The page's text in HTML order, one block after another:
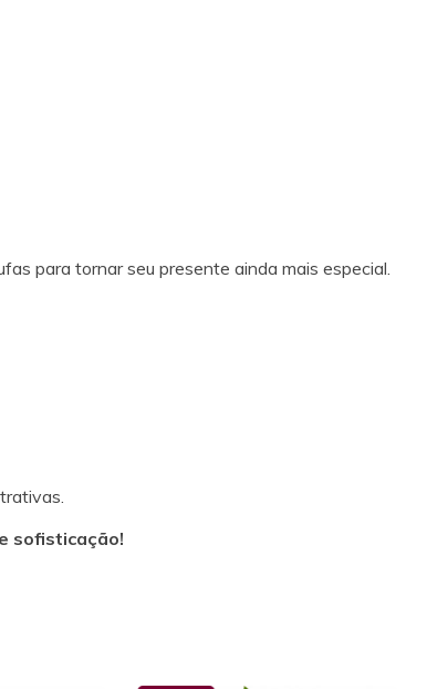
para tornar seu presente ainda mais especial.
sofisticação!